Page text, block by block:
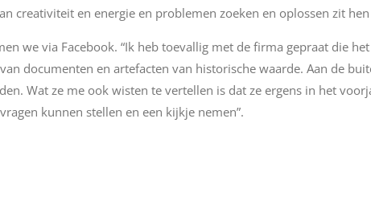
creativiteit en energie en problemen zoeken en oplossen zit
we via Facebook. “Ik heb toevallig met de firma gepraat die
documenten en artefacten van historische waarde. Aan de
Wat ze me ook wisten te vertellen is dat ze ergens in het
kunnen stellen en een kijkje nemen”.